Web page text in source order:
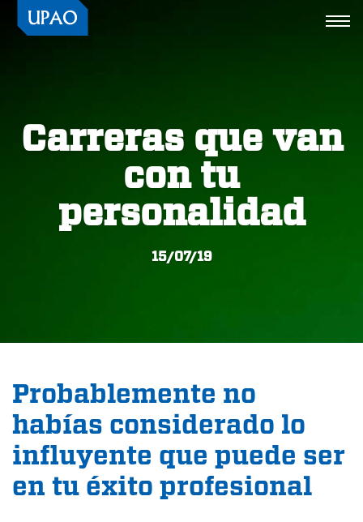
Carreras que van
con tu
personalidad
15/07/19
Probablemente no
habías considerado lo
influyente que puede ser
en tu éxito profesional